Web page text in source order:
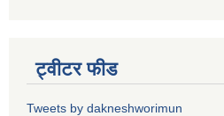
ट्वीटर फीड
Tweets by dakneshworimun